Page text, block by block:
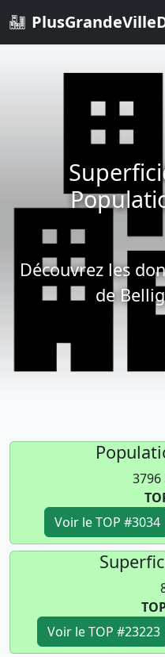
Découvrez les
de
Voir le TOP #3034
Voir le TOP #23223